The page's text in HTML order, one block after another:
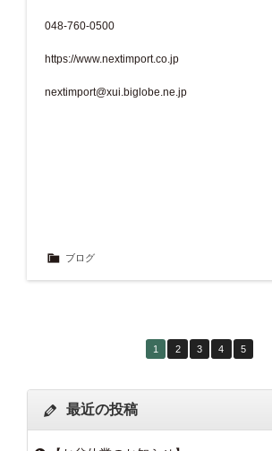
048-760-0500
https://www.nextimport.co.jp
nextimport@xui.biglobe.ne.jp
ブログ
1 2 3 4 5
最近の投稿